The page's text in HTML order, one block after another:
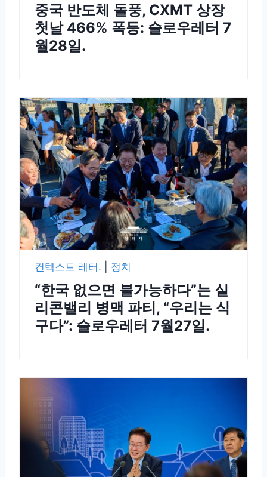
중국 반도체 돌풍, CXMT 상장
첫날 466% 폭등: 슬로우레터 7
월28일.
컨텍스트 레터. 정치
“한국 없으면 불가능하다”는 실
리콘밸리 병맥 파티, “우리는 식
구다”: 슬로우레터 7월27일.